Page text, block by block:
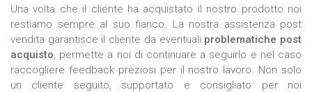
Una volta che il cliente ha acquistato il nostro prodotto noi
restiamo sempre al suo fianco. La nostra assistenza post
vendita garantisce il cliente da eventuali problematiche post
acquisto, permette a noi di continuare a seguirlo e nel caso
raccogliere feedback preziosi per il nostro lavoro. Non solo
un cliente seguito, supportato e consigliato per noi